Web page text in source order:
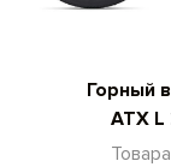
Горный
ATX